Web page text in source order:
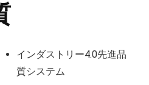
インダストリー4.0先進品
質システム